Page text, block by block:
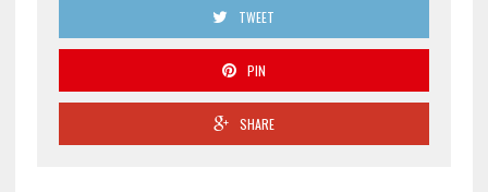
TWEET
PIN
SHARE